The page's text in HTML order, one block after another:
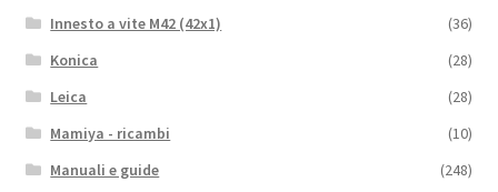
Innesto a vite M42 (42x1)
(36)
Konica
(28)
Leica
(28)
Mamiya - ricambi
(10)
Manuali e guide
(248)